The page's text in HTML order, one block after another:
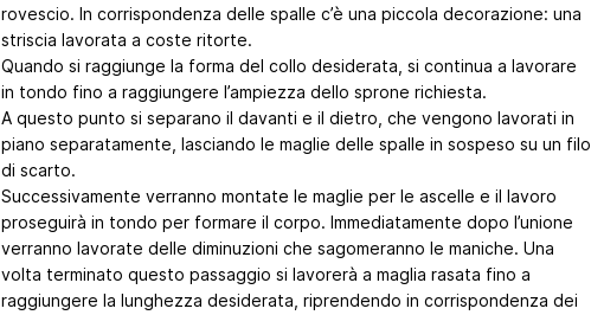
rovescio. In corrispondenza delle spalle c’è una piccola decorazione: una
striscia lavorata a coste ritorte.
Quando si raggiunge la forma del collo desiderata, si continua a lavorare
in tondo fino a raggiungere l’ampiezza dello sprone richiesta.
A questo punto si separano il davanti e il dietro, che vengono lavorati in
piano separatamente, lasciando le maglie delle spalle in sospeso su un filo
di scarto.
Successivamente verranno montate le maglie per le ascelle e il lavoro
proseguirà in tondo per formare il corpo. Immediatamente dopo l’unione
verranno lavorate delle diminuzioni che sagomeranno le maniche. Una
volta terminato questo passaggio si lavorerà a maglia rasata fino a
raggiungere la lunghezza desiderata, riprendendo in corrispondenza dei